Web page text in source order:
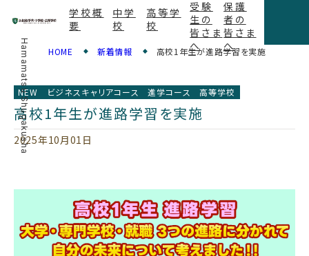
学校概
要
中学
校
高等学
校
受験
生の
皆さま
へ
保護
者の
皆さま
へ
Hamamatsu Shugakusha HOME 新着情報 高校1年生が進路学習を実施
NEW ビジネスキャリアコース 進学コース 高等学校
高校1年生が進路学習を実施
2025年10月01日